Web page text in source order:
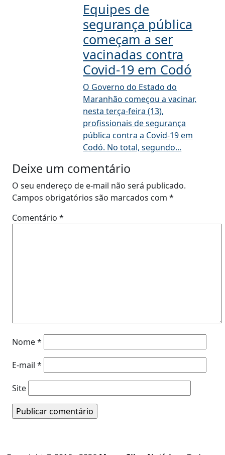
Equipes de
segurança pública
começam a ser
vacinadas contra
Covid-19 em Codó
O Governo do Estado do
Maranhão começou a vacinar,
nesta terça-feira (13),
profissionais de segurança
pública contra a Covid-19 em
Codó. No total, segundo...
Deixe um comentário
O seu endereço de e-mail não será publicado.
Campos obrigatórios são marcados com *
Comentário *
Nome*
E-mail *
Site